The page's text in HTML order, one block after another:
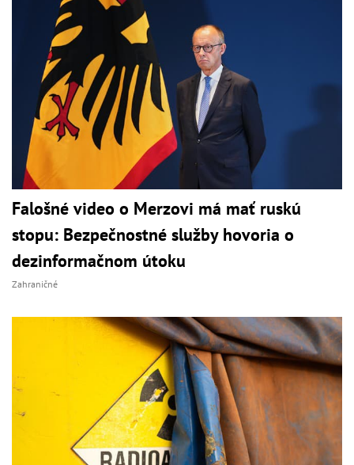
Falošné video o Merzovi má mať ruskú
stopu: Bezpečnostné služby hovoria o
dezinformačnom útoku
Zahraničné